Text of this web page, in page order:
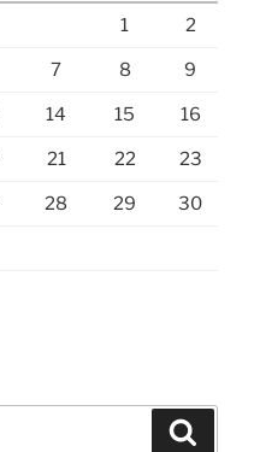
1 2
7 8 9
14 15 16
21 22 23
28 29 30